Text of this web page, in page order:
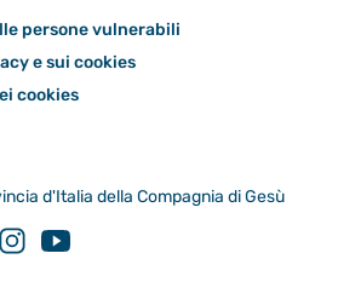
persone vulnerabili
e sui cookies
cookies
d'Italia della Compagnia di Gesù
InstagramYoutube